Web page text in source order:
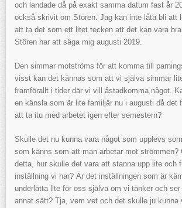
och landade då på exakt samma datum fast år
också skrivit om Stören. Jag kan inte låta bli att
att ta det som ett litet tecken att det kan vara
Stören har att säga mig augusti 2019.
Den simmar motströms för att komma till
visst kan det kännas som att vi själva simmar
framförallt i tider där vi vill åstadkomma något.
en känsla som är lite familjär nu i augusti då det
att ta itu med arbetet igen efter semestern?
Skulle det nu kunna vara något som upplevs
som känns som att man arbetar mot strömmen?
detta, hur skulle det vara att stanna upp lite och
inställning vi har? Är det inställningen som är
underlätta lite för oss själva om vi tänker och
annat sätt? Tja, vem vet och det skulle ju kunna